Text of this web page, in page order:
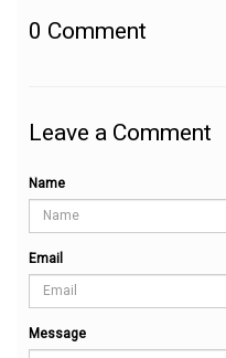
0 Comment
Leave a Comment
Name
Email
Message